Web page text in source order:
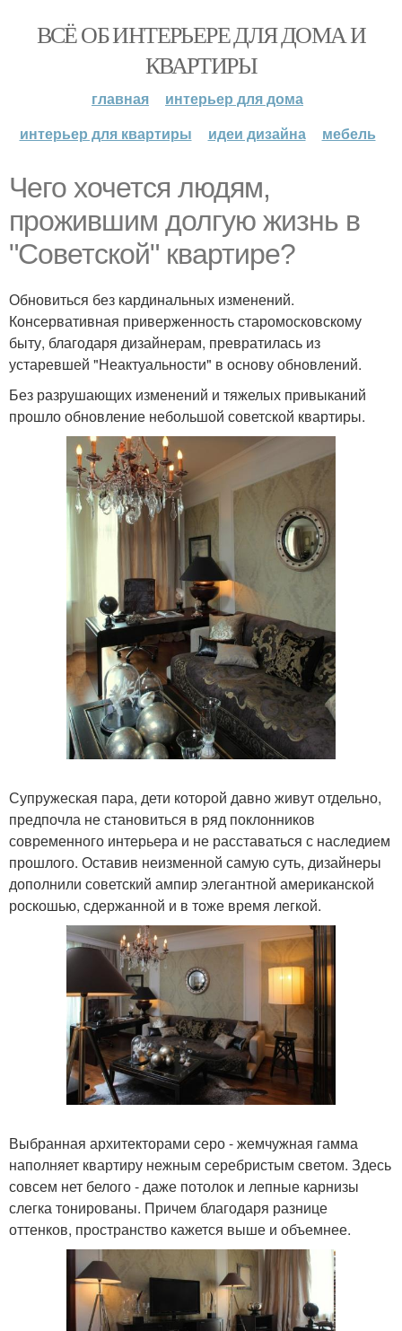
ВСЁ ОБ ИНТЕРЬЕРЕ ДЛЯ ДОМА И
КВАРТИРЫ
главная
интерьер для дома
интерьер для квартиры
идеи дизайна мебель
Чего хочется людям,
прожившим долгую жизнь в
"Советской" квартире?
Обновиться без кардинальных изменений.
Консервативная приверженность старомосковскому
быту, благодаря дизайнерам, превратилась из
устаревшей "Неактуальности" в основу обновлений.
Без разрушающих изменений и тяжелых привыканий
прошло обновление небольшой советской квартиры.
Супружеская пара, дети которой давно живут отдельно,
предпочла не становиться в ряд поклонников
современного интерьера и не расставаться с наследием
прошлого. Оставив неизменной самую суть, дизайнеры
дополнили советский ампир элегантной американской
роскошью, сдержанной и в тоже время легкой.
Выбранная архитекторами серо - жемчужная гамма
наполняет квартиру нежным серебристым светом. Здесь
совсем нет белого - даже потолок и лепные карнизы
слегка тонированы. Причем благодаря разнице
оттенков, пространство кажется выше и объемнее.